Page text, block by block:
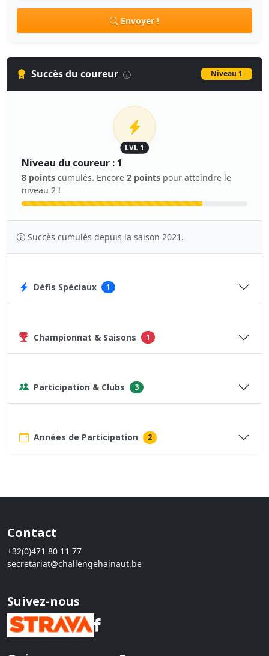
Envoyer !
Succès du coureur Niveau 1
LVL 1
Niveau du coureur : 1
8 points cumulés. Encore 2 points pour atteindre le
niveau 2 !
Succès cumulés depuis la saison 2021.
Défis Spéciaux 1
Championnat & Saisons 1
Participation & Clubs 3
Années de Participation 2
Contact
+32(0)471 80 11 77
secretariat@challengehainaut.be
Suivez-nous